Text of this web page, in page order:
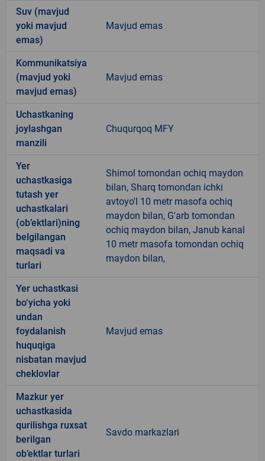
Suv (mavjud
yoki mavjud
emas)
Mavjud emas
Kommunikatsiya
(mavjud yoki
mavjud emas)
Mavjud emas
Uchastkaning
joylashgan
manzili
Chuqurqoq MFY
Yer
uchastkasiga
tutash yer
uchastkalari
(ob’ektlari)ning
belgilangan
maqsadi va
turlari
Shimol tomondan ochiq maydon
bilan, Sharq tomondan ichki
avtoyo'l 10 metr masofa ochiq
maydon bilan, G'arb tomondan
ochiq maydon bilan, Janub kanal
10 metr masofa tomondan ochiq
maydon bilan,
Yer uchastkasi
bo‘yicha yoki
undan
foydalanish
huquqiga
nisbatan mavjud
cheklovlar
Mavjud emas
Mazkur yer
uchastkasida
qurilishga ruxsat
berilgan
ob’ektlar turlari
Savdo markazlari